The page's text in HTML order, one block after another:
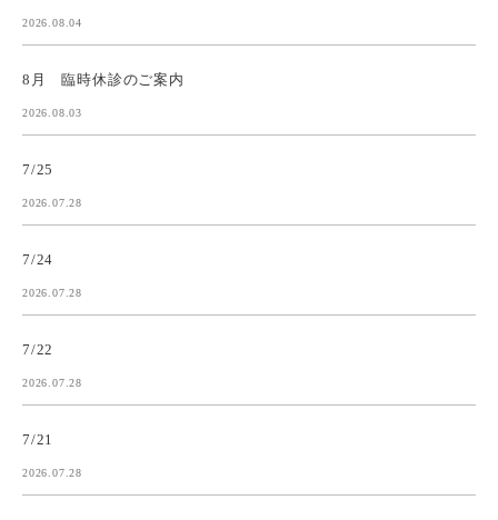
2026.08.04
8月 臨時休診のご案内
2026.08.03
7/25
2026.07.28
7/24
2026.07.28
7/22
2026.07.28
7/21
2026.07.28